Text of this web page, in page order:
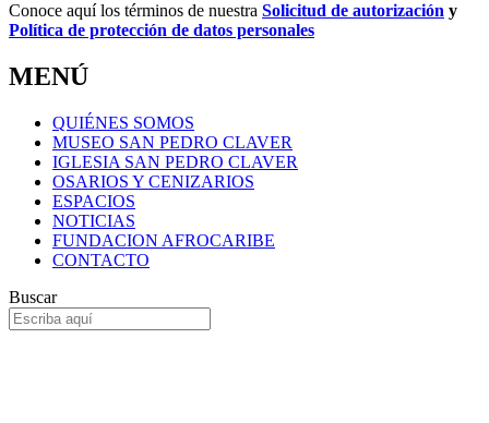
Conoce aquí los términos de nuestra Solicitud de autorización y
Política de protección de datos personales
MENÚ
QUIÉNES SOMOS
MUSEO SAN PEDRO CLAVER
IGLESIA SAN PEDRO CLAVER
OSARIOS Y CENIZARIOS
ESPACIOS
NOTICIAS
FUNDACION AFROCARIBE
CONTACTO
Buscar